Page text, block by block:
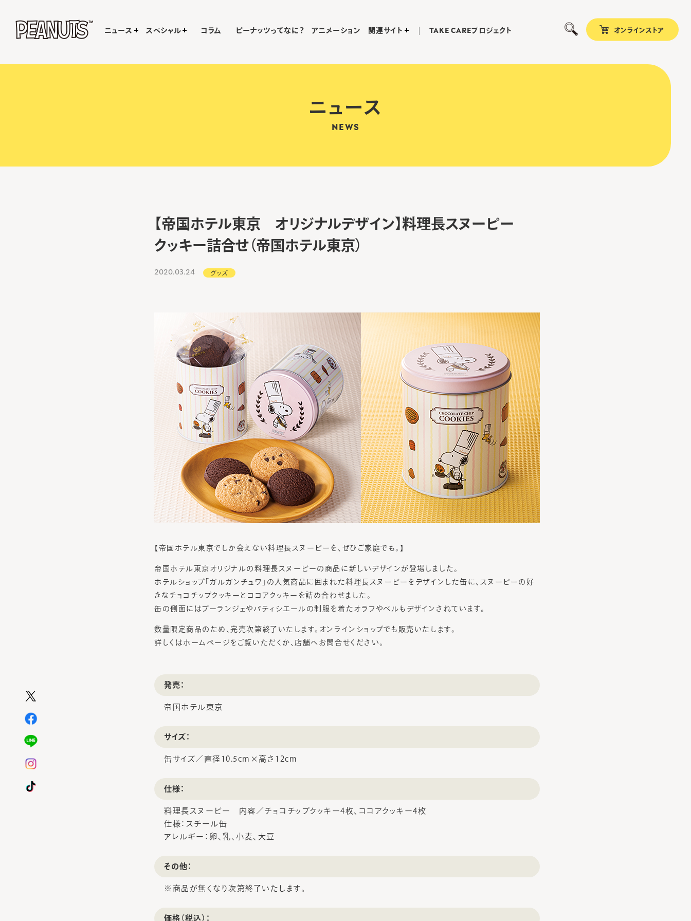
オンラインストア
ニュース スペシャル コラム ピーナッツってなに？ アニメーション 関連サイト TAKE CAREプロジェクト
ニュース
NEWS
【帝国ホテル東京 オリジナルデザイン】料理長スヌーピー
クッキー詰合せ（帝国ホテル東京）
2020.03.24 グッズ
【帝国ホテル東京でしか会えない料理長スヌーピーを、ぜひご家庭でも。】
帝国ホテル東京オリジナルの料理長スヌーピーの商品に新しいデザインが登場しました。
ホテルショップ「ガルガンチュワ」の人気商品に囲まれた料理長スヌーピーをデザインした缶に、スヌーピーの好
きなチョコチップクッキーとココアクッキーを詰め合わせました。
缶の側面にはブーランジェやパティシエールの制服を着たオラフやベルもデザインされています。
数量限定商品のため、完売次第終了いたします。オンラインショップでも販売いたします。
詳しくはホームページをご覧いただくか、店舗へお問合せください。
発売：
帝国ホテル東京
サイズ：
缶サイズ／直径10.5cm×高さ12cm
仕様：
料理長スヌーピー 内容／チョコチップクッキー4枚、ココアクッキー4枚
仕様：スチール缶
アレルギー：卵、乳、小麦、大豆
その他：
※商品が無くなり次第終了いたします。
価格（税込）：